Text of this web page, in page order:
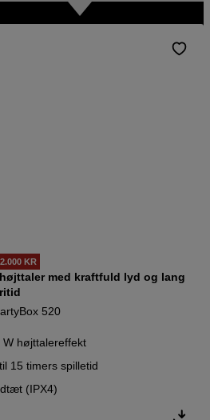
KR
med kraftfuld lyd og lang
520
W højttalereffekt
15 timers spilletid
(IPX4)